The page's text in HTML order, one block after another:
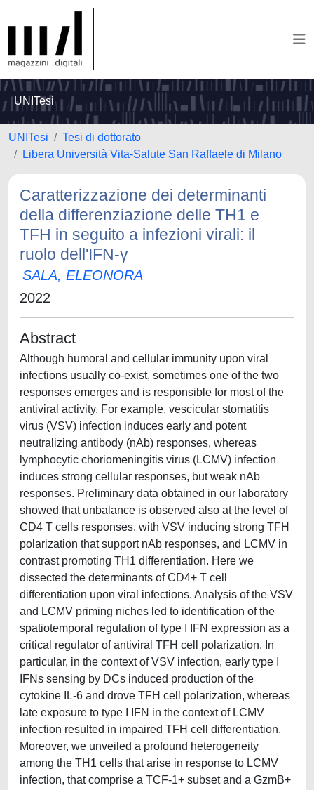
UNITesi
UNITesi
Tesi di dottorato
Libera Università Vita-Salute San Raffaele di Milano
Caratterizzazione dei determinanti
della differenziazione delle TH1 e
TFH in seguito a infezioni virali: il
ruolo dell'IFN-γ
SALA, ELEONORA
2022
Abstract
Although humoral and cellular immunity upon viral
infections usually co-exist, sometimes one of the two
responses emerges and is responsible for most of the
antiviral activity. For example, vescicular stomatitis
virus (VSV) infection induces early and potent
neutralizing antibody (nAb) responses, whereas
lymphocytic choriomeningitis virus (LCMV) infection
induces strong cellular responses, but weak nAb
responses. Preliminary data obtained in our laboratory
showed that unbalance is observed also at the level of
CD4 T cells responses, with VSV inducing strong TFH
polarization that support nAb responses, and LCMV in
contrast promoting TH1 differentiation. Here we
dissected the determinants of CD4+ T cell
differentiation upon viral infections. Analysis of the VSV
and LCMV priming niches led to identification of the
spatiotemporal regulation of type I IFN expression as a
critical regulator of antiviral TFH cell polarization. In
particular, in the context of VSV infection, early type I
IFNs sensing by DCs induced production of the
cytokine IL-6 and drove TFH cell polarization, whereas
late exposure to type I IFN in the context of LCMV
infection resulted in impaired TFH cell differentiation.
Moreover, we unveiled a profound heterogeneity
among the TH1 cells that arise in response to LCMV
infection, that comprise a TCF-1+ subset and a GzmB+